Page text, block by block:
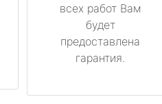
всех работ Вам
будет
предоставлена
гарантия.